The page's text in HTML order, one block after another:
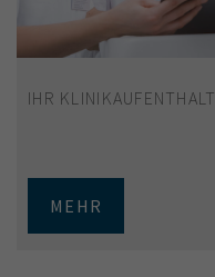
IHR KLINIKAUFENTHALT
MEHR